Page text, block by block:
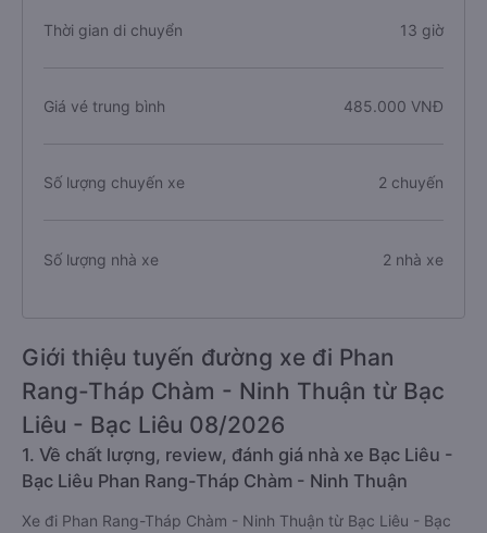
Thời gian di chuyển 13 giờ
Giá vé trung bình 485.000 VNĐ
Số lượng chuyến xe 2 chuyến
Số lượng nhà xe 2 nhà xe
Giới thiệu tuyến đường xe đi Phan
Rang-Tháp Chàm - Ninh Thuận từ Bạc
Liêu - Bạc Liêu 08/2026
1. Về chất lượng, review, đánh giá nhà xe Bạc Liêu -
Bạc Liêu Phan Rang-Tháp Chàm - Ninh Thuận
Xe đi Phan Rang-Tháp Chàm - Ninh Thuận từ Bạc Liêu - Bạc